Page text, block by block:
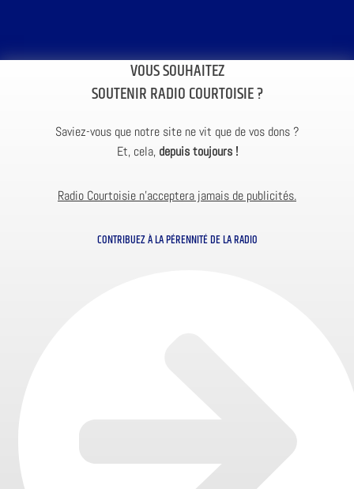
VOUS SOUHAITEZ
SOUTENIR RADIO COURTOISIE ?
Saviez-vous que notre site ne vit que de vos dons ?
Et, cela, depuis toujours !
Radio Courtoisie n’acceptera jamais de publicités.
CONTRIBUEZ À LA PÉRENNITÉ DE LA RADIO